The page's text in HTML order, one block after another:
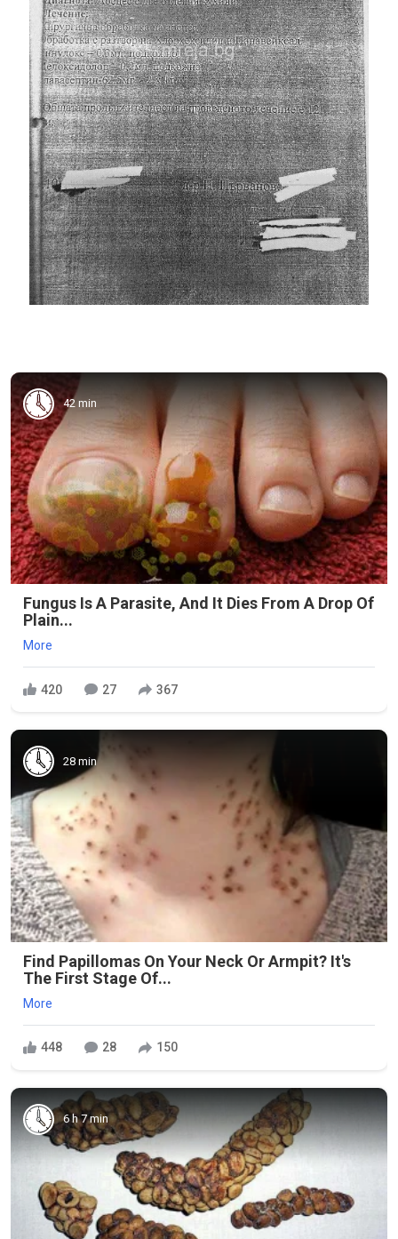
42 min
Fungus Is A Parasite, And It Dies From A Drop Of
Plain...
More
420 27 367
28 min
Find Papillomas On Your Neck Or Armpit? It's
The First Stage Of...
More
448 28 150
6 h 7 min